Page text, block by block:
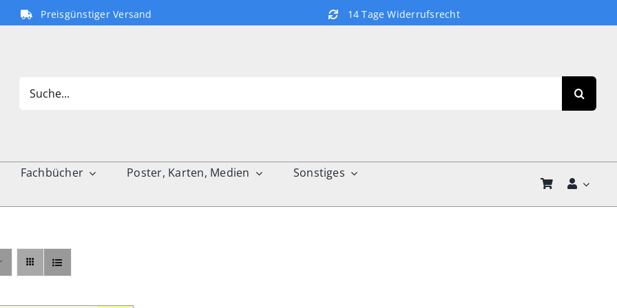
Preisgünstiger Versand 14 Tage Widerrufsrecht
for:
Fachbücher Poster, Karten, Medien
Sonstiges